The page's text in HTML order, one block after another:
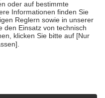
die von der
sich um echte Bewertungen
4419944605341